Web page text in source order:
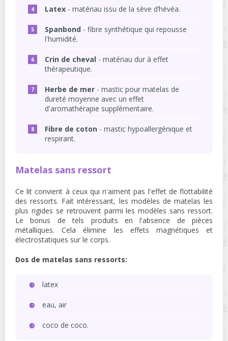
Latex - matériau issu de la sève d’hévéa.
Spanbond - fibre synthétique qui repousse
l'humidité.
Crin de cheval - matériau dur à effet
thérapeutique.
Herbe de mer - mastic pour matelas de
dureté moyenne avec un effet
d'aromathérapie supplémentaire.
Fibre de coton - mastic hypoallergénique et
respirant.
Matelas sans ressort
Ce lit convient à ceux qui n'aiment pas l'effet de flottabilité
des ressorts. Fait intéressant, les modèles de matelas les
plus rigides se retrouvent parmi les modèles sans ressort.
Le bonus de tels produits en l'absence de pièces
métalliques. Cela élimine les effets magnétiques et
électrostatiques sur le corps.
Dos de matelas sans ressorts:
latex
eau, air
coco de coco.